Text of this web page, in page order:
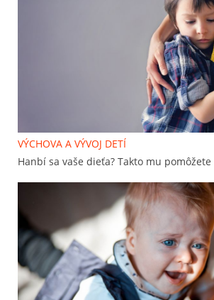
VÝCHOVA A VÝVOJ DETÍ
Hanbí sa vaše dieťa? Takto mu